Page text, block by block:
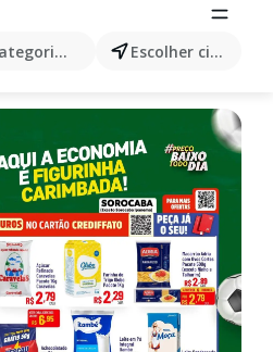
Escolher cidade